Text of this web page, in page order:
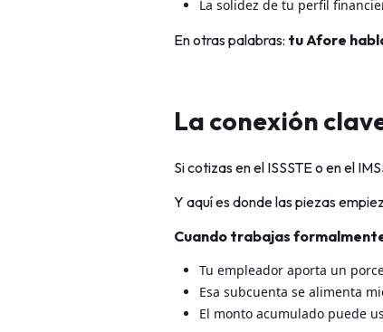
La solidez de tu perfil
En otras palabras: tu Afore
La conexión
Si cotizas en el ISSSTE o en el
Y aquí es donde las piezas
Cuando trabajas
Tu empleador aporta un
Esa subcuenta se alimenta
El monto acumulado puede